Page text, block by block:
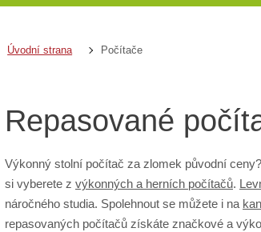
Úvodní strana Počítače
Repasované
Výkonný stolní počítač za zlomek původní
si vyberete z výkonných a herních počítačů.
náročného studia. Spolehnout se můžete i na
repasovaných počítačů získáte značkové a